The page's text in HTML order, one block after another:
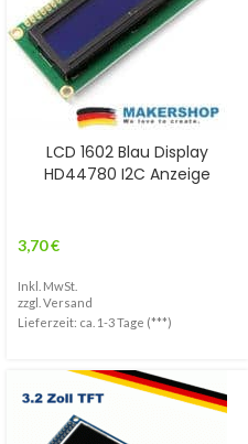
LCD 1602 Blau Display
HD44780 I2C Anzeige
3,70€
Inkl. MwSt.
zzgl. Versand
Lieferzeit: ca. 1-3 Tage (***)